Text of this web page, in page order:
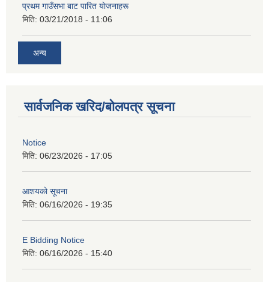
प्रथम गाउँसभा बाट पारित याेजनाहरू
मिति: 03/21/2018 - 11:06
अन्य
सार्वजनिक खरिद/बोलपत्र सूचना
Notice
मिति: 06/23/2026 - 17:05
आशयको सूचना
मिति: 06/16/2026 - 19:35
E Bidding Notice
मिति: 06/16/2026 - 15:40